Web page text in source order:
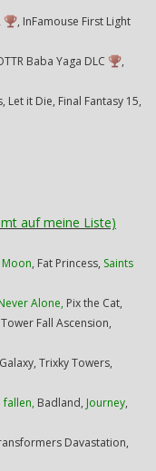
, InFamouse First Light
Baba Yaga DLC
,
Let it Die, Final Fantasy 15,
auf meine Liste)
Moon, Fat Princess, Saints
Alone, Pix the Cat,
Fall Ascension,
Trixky Towers,
fallen, Badland, Journey,
Davastation,